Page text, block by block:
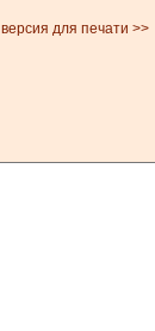
версия для печати >>